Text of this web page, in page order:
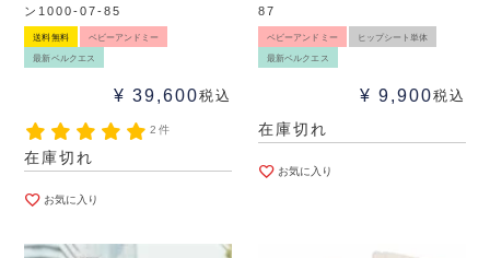
ン1000-07-85
送料無料 ベビーアンドミー
最新ベルクエス
¥ 39,600税込
2件
在庫切れ
お気に入り
87
ベビーアンドミー ヒップシート単体
最新ベルクエス
¥ 9,900税込
在庫切れ
お気に入り